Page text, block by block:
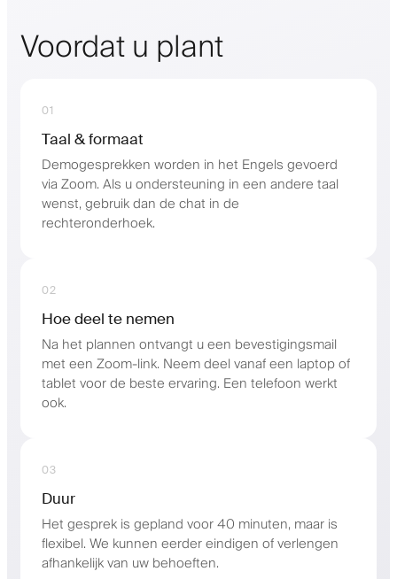
Voordat u plant
01
Taal & formaat
Demogesprekken worden in het Engels gevoerd
via Zoom. Als u ondersteuning in een andere taal
wenst, gebruik dan de chat in de
rechteronderhoek.
02
Hoe deel te nemen
Na het plannen ontvangt u een bevestigingsmail
met een Zoom-link. Neem deel vanaf een laptop of
tablet voor de beste ervaring. Een telefoon werkt
ook.
03
Duur
Het gesprek is gepland voor 40 minuten, maar is
flexibel. We kunnen eerder eindigen of verlengen
afhankelijk van uw behoeften.